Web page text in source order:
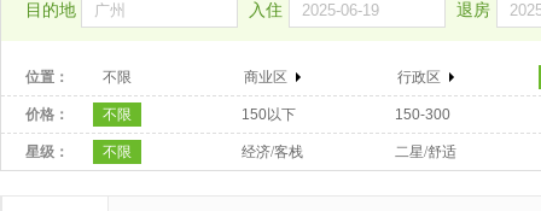
目的地 入住 退房
位置： 不限 商业区 行政区
价格： 不限 150以下 150-300
星级： 不限 经济/客栈 二星/舒适